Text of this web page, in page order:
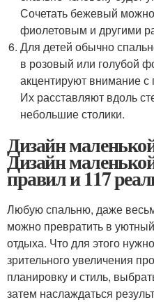
Сочетать бежевый
фиолетовым и другими
Для детей обычно
в розовый или голубой
акцентируют внимание
Их расставляют вдоль
небольшие столики.
Дизайн
Дизайн
правил и 117
Любую спальню, даже
можно превратить в
отдыха. Что для этого
зрительного увеличения
планировку и стиль,
затем наслаждаться